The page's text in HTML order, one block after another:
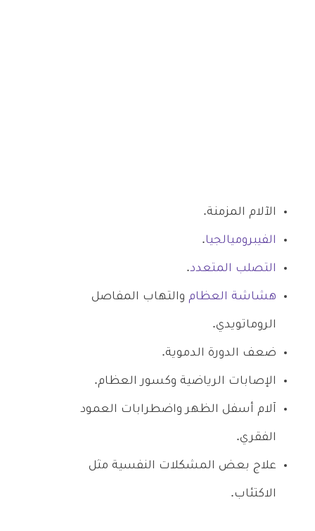
الآلام المزمنة.
الفيبروميالجيا.
التصلب المتعدد.
هشاشة العظام والتهاب المفاصل
الروماتويدي.
ضعف الدورة الدموية.
الإصابات الرياضية وكسور العظام.
آلام أسفل الظهر واضطرابات العمود
الفقري.
علاج بعض المشكلات النفسية مثل
الاكتئاب.